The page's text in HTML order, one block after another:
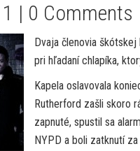
| 0 Comments
Dvaja členovia škótskej
pri hľadaní chlapíka,
Kapela oslavovala
Rutherford zašli skoro
zapnuté, spustil sa
NYPD a boli zatknutí